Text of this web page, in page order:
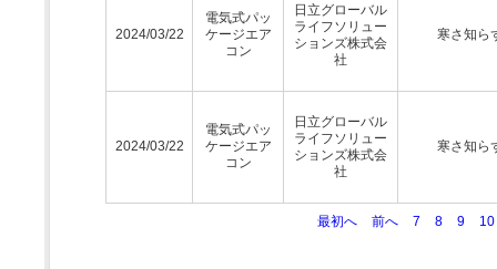
2024/03/22
電気式パッ
ケージエア
コン
日立グローバル
ライフソリュー
ションズ株式会
社
寒さ知ら
2024/03/22
電気式パッ
ケージエア
コン
日立グローバル
ライフソリュー
ションズ株式会
社
寒さ知ら
最初へ 前へ 7 8 9 10